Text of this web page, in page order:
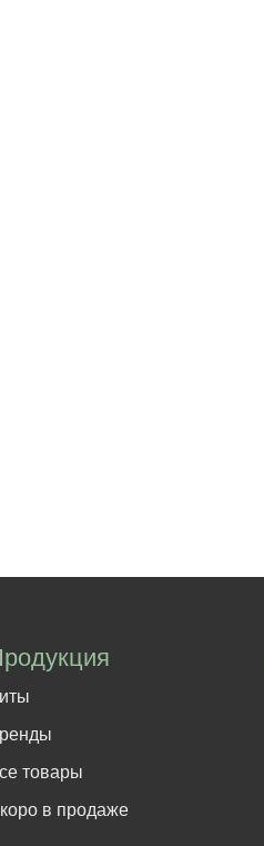
товары
в продаже